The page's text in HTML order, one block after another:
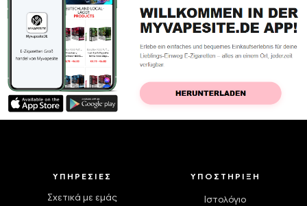
ΥΠΗΡΕΣΊΕΣ
Σχετικά με εμάς
ΥΠΟΣΤΉΡΙΞΗ
Ιστολόγιο